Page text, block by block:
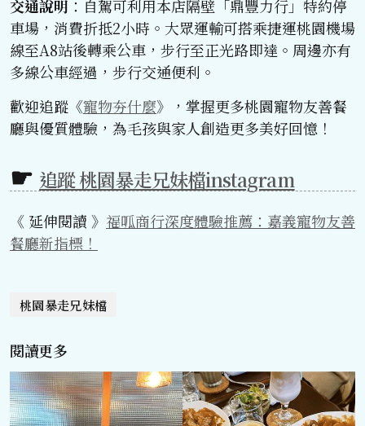
交通說明 ：自駕可利用本店隔壁「鼎豐力行」特約停
車場，消費折抵2小時。大眾運輸可搭乘捷運桃園機場
線至A8站後轉乘公車，步行至正光路即達。周邊亦有
多線公車經過，步行交通便利。
歡迎追蹤《寵物夯什麼》，掌握更多桃園寵物友善餐
廳與優質體驗，為毛孩與家人創造更多美好回憶！
追蹤 桃園暴走兄妹檔instagram
《 延伸閱讀 》 福呱商行深度體驗推薦：嘉義寵物友善
餐廳新指標！
桃園暴走兄妹檔
閱讀更多